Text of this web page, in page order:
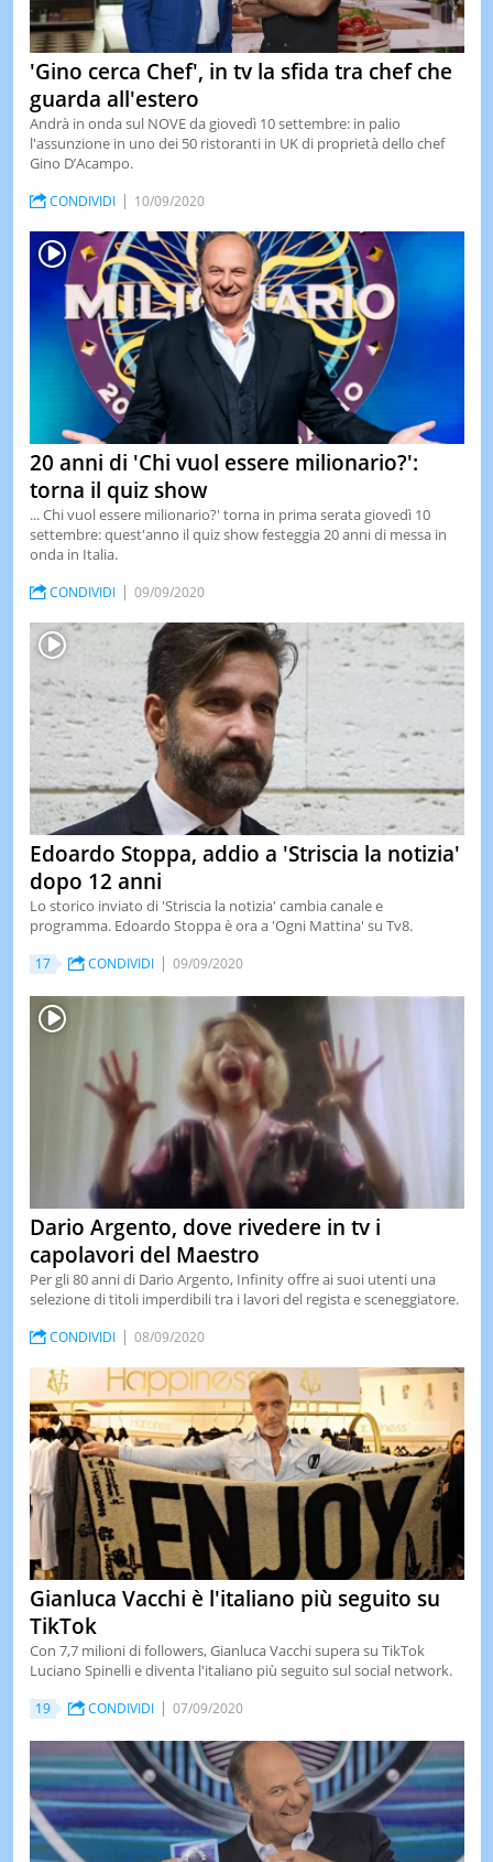
'Gino cerca Chef', in tv la sfida tra chef che
guarda all'estero
Andrà in onda sul NOVE da giovedì 10 settembre: in palio
l'assunzione in uno dei 50 ristoranti in UK di proprietà dello chef
Gino D’Acampo.
CONDIVIDI 10/09/2020
20 anni di 'Chi vuol essere milionario?':
torna il quiz show
... Chi vuol essere milionario?' torna in prima serata giovedì 10
settembre: quest'anno il quiz show festeggia 20 anni di messa in
onda in Italia.
CONDIVIDI 09/09/2020
Edoardo Stoppa, addio a 'Striscia la notizia'
dopo 12 anni
Lo storico inviato di 'Striscia la notizia' cambia canale e
programma. Edoardo Stoppa è ora a 'Ogni Mattina' su Tv8.
17 CONDIVIDI 09/09/2020
Dario Argento, dove rivedere in tv i
capolavori del Maestro
Per gli 80 anni di Dario Argento, Infinity offre ai suoi utenti una
selezione di titoli imperdibili tra i lavori del regista e sceneggiatore.
CONDIVIDI 08/09/2020
Gianluca Vacchi è l'italiano più seguito su
TikTok
Con 7,7 milioni di followers, Gianluca Vacchi supera su TikTok
Luciano Spinelli e diventa l'italiano più seguito sul social network.
19 CONDIVIDI 07/09/2020